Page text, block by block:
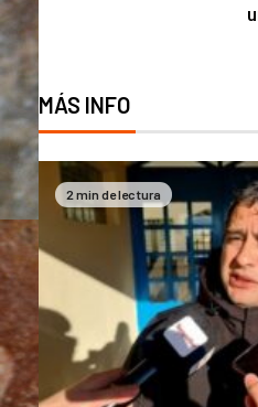
MÁS INFO
2 min de lectura